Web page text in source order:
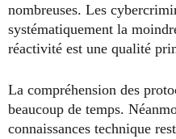
nombreuses. Les
systématiquement la
réactivité est une qualité
La compréhension des
beaucoup de temps.
connaissances technique